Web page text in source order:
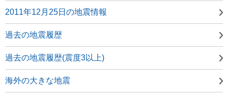
2011年12月25日の地震情報
過去の地震履歴
過去の地震履歴(震度3以上)
海外の大きな地震